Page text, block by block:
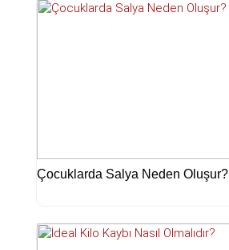
Çocuklarda Salya Neden Oluşur?